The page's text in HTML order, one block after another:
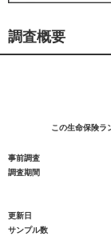
調査概要
この生命保険ラ
事前調査
調査期間
更新日
サンプル数